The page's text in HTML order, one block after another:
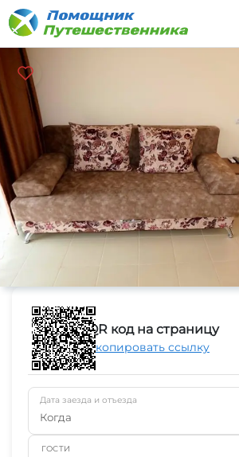
QR код на страницу
Скопировать ссылку
Дата заезда и отъезда
Когда
ГОСТИ